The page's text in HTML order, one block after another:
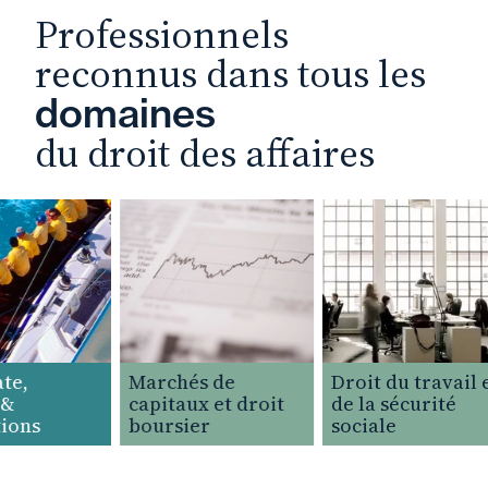
Professionnels
reconnus dans tous les
domaines
du droit des affaires
Marchés de
capitaux et droit
boursier
Droit du travail et
de la sécurité
sociale